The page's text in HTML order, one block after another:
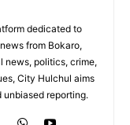
dedicated to
from Bokaro,
news, politics, crime,
City Hulchul aims
reporting.